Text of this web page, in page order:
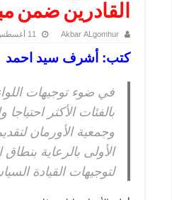
القادرين ضمن
Akbar ALgomhur 11 أغسطس، 2021
كتب: أشرف سيد احمد
في ضوء توجيهات
بالفئات الأكثر
وجمعية الأورمان
الأولى بالرعاية
لتوجيهات القيادة